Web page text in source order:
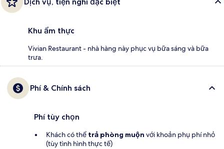
Khu ẩm thực
Vivian Restaurant - nhà hàng này phục vụ bữa sáng và bữa
trưa.
Phí & Chính sách
Phí tùy chọn
Khách có thể trả phòng muộn với khoản phụ phí nhỏ
(tùy tình hình thực tế)